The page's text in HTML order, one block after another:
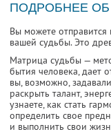
ПОДРОБНЕЕ ОБ
Вы можете отправится
вашей судьбы. Это
Матрица судьбы —
бытия человека, дает
вы, возможно,
раскрыть талант,
узнаете, как стать
определить свое
и выполнить свои